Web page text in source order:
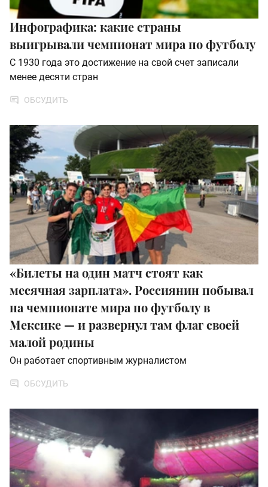
Инфографика: какие страны
выигрывали чемпионат мира по футболу
С 1930 года это достижение на свой счет записали
менее десяти стран
ОБСУДИТЬ
«Билеты на один матч стоят как
месячная зарплата». Россиянин побывал
на чемпионате мира по футболу в
Мексике — и развернул там флаг своей
малой родины
Он работает спортивным журналистом
ОБСУДИТЬ